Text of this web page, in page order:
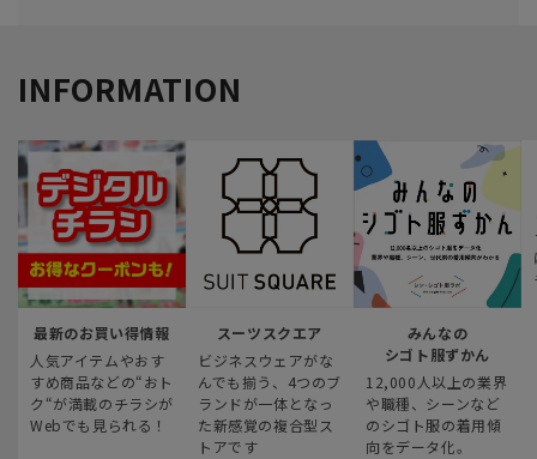
INFORMATION
最新のお買い得情報
人気アイテムやおす
すめ商品などの“おト
ク“が満載のチラシが
Webでも見られる！
スーツスクエア
ビジネスウェアがな
んでも揃う、4つのブ
ランドが一体となっ
た新感覚の複合型ス
トアです
みんなの
シゴト服ずかん
12,000人以上の業界
や職種、シーンなど
のシゴト服の着用傾
向をデータ化。